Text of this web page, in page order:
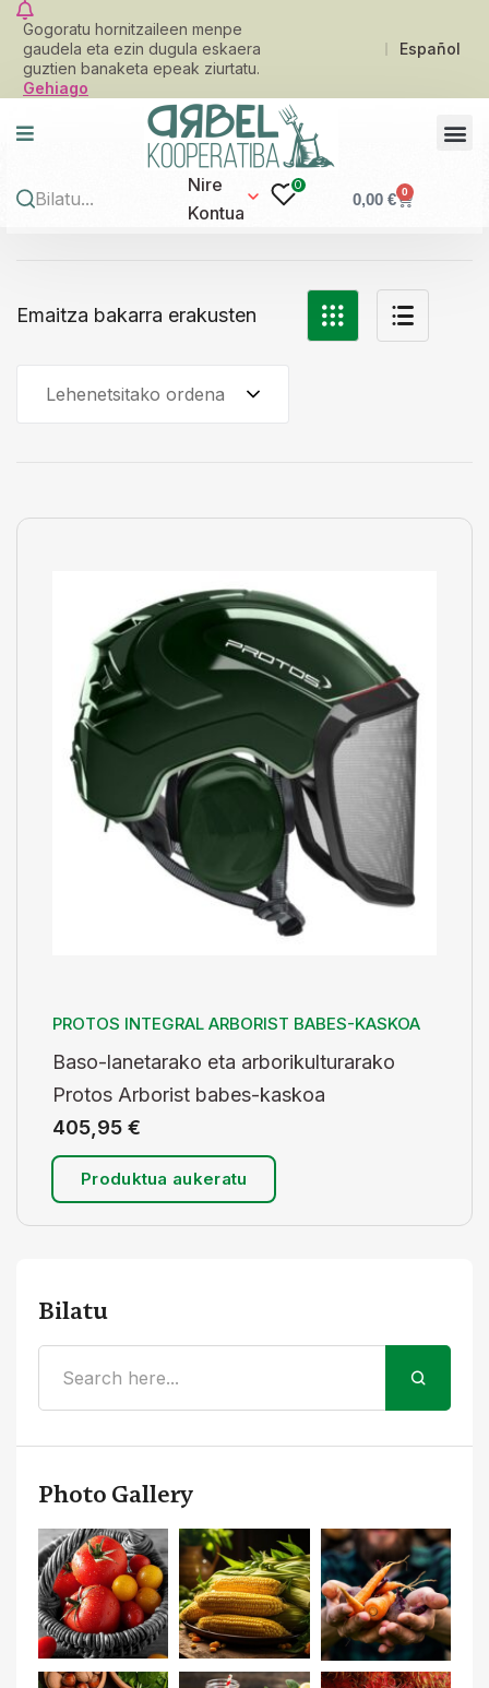
Gogoratu hornitzaileen menpe
gaudela eta ezin dugula eskaera
guztien banaketa epeak ziurtatu.
Gehiago
Español
Nire
Kontua
0
0,00€ 0
Emaitza bakarra erakusten
Lehenetsitako ordena
PROTOS INTEGRAL ARBORIST BABES-KASKOA
Baso-lanetarako eta arborikulturarako
Protos Arborist babes-kaskoa
405,95 €
Produktua aukeratu
Bilatu
Photo Gallery